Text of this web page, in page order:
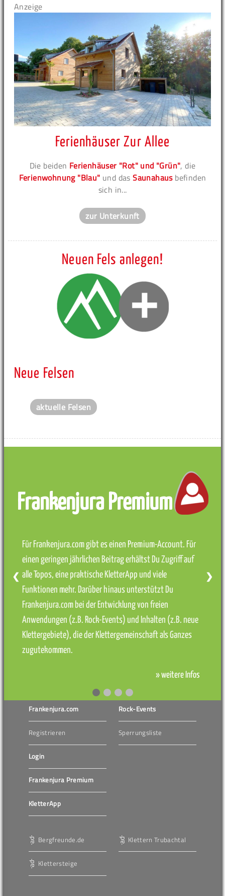
Anzeige
Ferienhäuser Zur Allee
Die beiden Ferienhäuser "Rot" und "Grün", die
Ferienwohnung "Blau" und dasSaunahausbefinden
sich in...
zur Unterkunft
Neuen Fels anlegen!
Neue Felsen
aktuelle Felsen
Frankenjura Premium
Für Frankenjura.com gibt es einen Premium-Account. Für
einen geringen jährlichen Beitrag erhältst Du Zugriff auf
alle Topos, eine praktische KletterApp und viele
Funktionen mehr. Darüber hinaus unterstützt Du
Frankenjura.com bei der Entwicklung von freien
Anwendungen (z.B. Rock-Events) und Inhalten (z.B. neue
Klettergebiete), die der Klettergemeinschaft als Ganzes
zugutekommen.
» weitere Infos
❮ ❯
Frankenjura.com
Registrieren
Login
Frankenjura Premium
KletterApp
Rock-Events
Sperrungsliste
Bergfreunde.de
Klettersteige
Klettern Trubachtal